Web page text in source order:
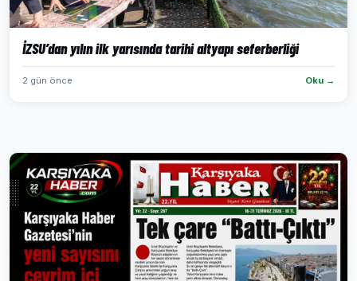
İZSU’dan yılın ilk yarısında tarihi altyapı seferberliği
2 gün önce Oku →